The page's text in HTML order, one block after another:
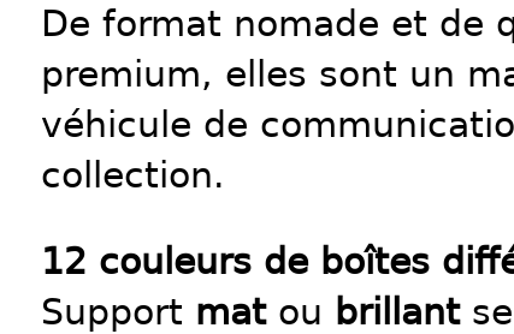
De format nomade et de
premium, elles sont un
véhicule de
collection.
12 couleurs de boîtes
Support matou brillant